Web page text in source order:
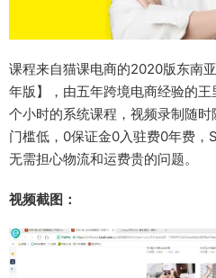
课程来自猫课电商的2020版东南
年版】，由五年跨境电商经验的
个小时的系统课程，视频录制随
门槛低，0保证金0入驻费0年费，
无需担心物流和运费贵的问题。
视频截图：